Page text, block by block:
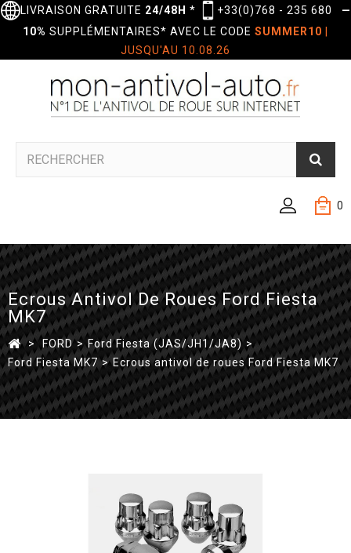
LIVRAISON GRATUITE 24/48H * +33(0)768 - 235 680
—
10% SUPPLÉMENTAIRES* AVEC LE CODE SUMMER10
JUSQU'AU 10.08.26
0
Ecrous Antivol De Roues Ford Fiesta
MK7
> FORD > Ford Fiesta (JAS/JH1/JA8) >
Ford Fiesta MK7 > Ecrous antivol de roues Ford Fiesta MK7